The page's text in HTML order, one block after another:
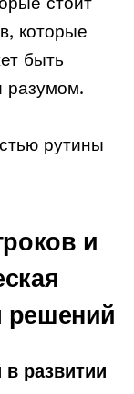
которые
быть
разумом.
рутины
и
решений
развитии